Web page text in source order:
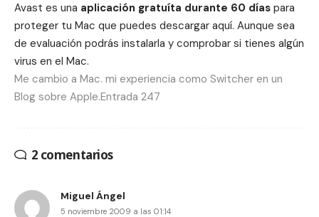
Avast es una aplicación gratuíta durante 60 días para
proteger tu Mac que puedes descargar aquí. Aunque sea
de evaluación podrás instalarla y comprobar si tienes algún
virus en el Mac.
Me cambio a Mac. mi experiencia como Switcher en un
Blog sobre Apple.Entrada 247
2 comentarios
Miguel Ángel
5 noviembre 2009 a las 01:14